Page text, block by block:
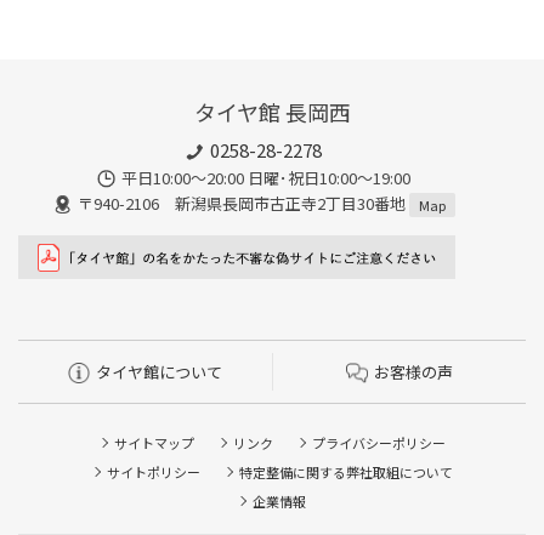
はタイヤのプロが状態を確認し、適正な空気圧になるよう補充ま
タイヤ館 長岡西
0258-28-2278
平日10:00～20:00 日曜･祝日10:00～19:00
〒940-2106 新潟県長岡市古正寺2丁目30番地
Map
タイヤ館について お客様の声
サイトマップ リンク
プライバシーポリシー
サイトポリシー
特定整備に関する弊社取組について
企業情報